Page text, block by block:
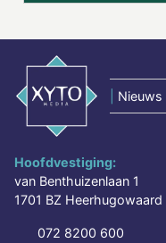
Hoofdvestiging:
van Benthuizenlaan 1
1701 BZ Heerhugowaard
072 8200 600